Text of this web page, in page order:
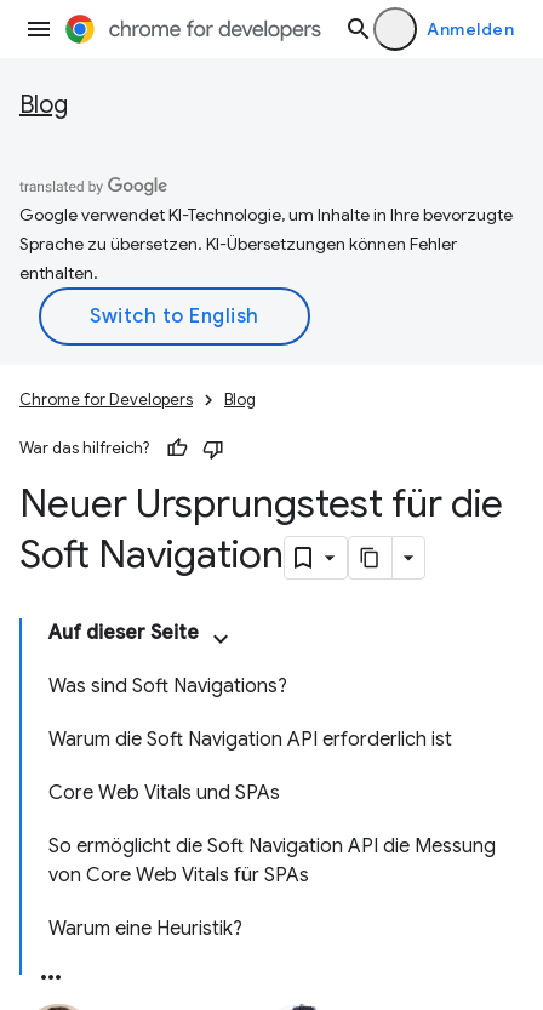
Anmelden
Blog
Google verwendet KI-Technologie, um Inhalte in Ihre bevorzugte
Sprache zu übersetzen. KI-Übersetzungen können Fehler
enthalten.
Chrome for Developers Blog
War das hilfreich?
Neuer Ursprungstest für die
Soft Navigation
Auf dieser Seite
Was sind Soft Navigations?
Warum die Soft Navigation API erforderlich ist
Core Web Vitals und SPAs
So ermöglicht die Soft Navigation API die Messung
von Core Web Vitals für SPAs
Warum eine Heuristik?